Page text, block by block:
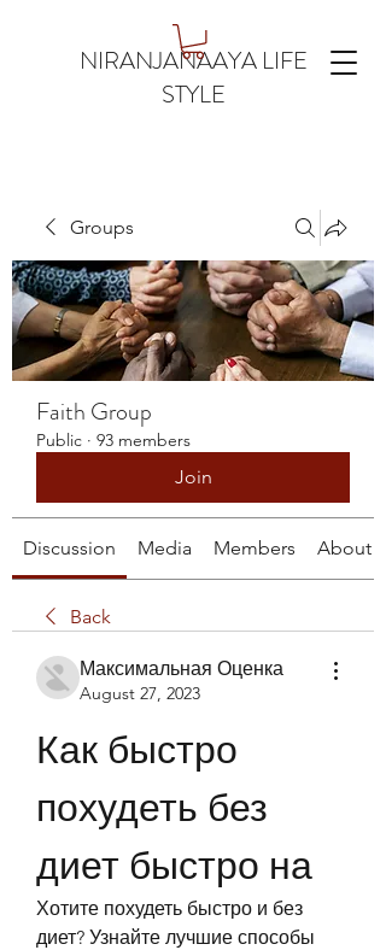
NIRANJANAAYA LIFE
STYLE
Groups
Faith Group
Public · 93 members
Join
Discussion Media Members About
Back
Максимальная Оценка
August 27, 2023
Как быстро
похудеть без
диет быстро на
Хотите похудеть быстро и без
диет? Узнайте лучшие способы